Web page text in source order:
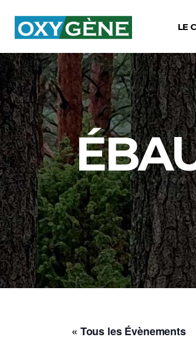
LE
« Tous les Évènements